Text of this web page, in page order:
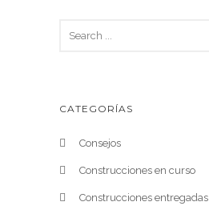
CATEGORÍAS
Consejos
Construcciones en curso
Construcciones entregadas